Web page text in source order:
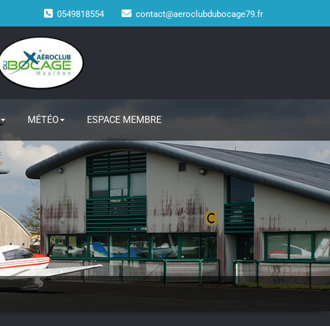
0549818554 contact@aeroclubdubocage79.fr
MÉTÉO ESPACE MEMBRE